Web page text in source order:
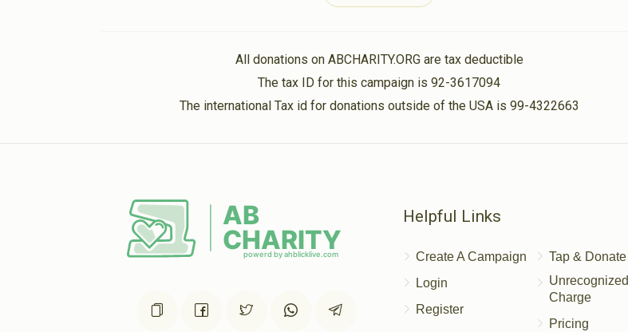
אלימלך פערל
מאיר נפתלי פערלאלימלך פערל
1 year ago
All donations on ABCHARITY.ORG are tax deductible
The tax ID for this campaign is 92-3617094
The international Tax id for donations outside of the USA is 99-4322663
Helpful Links
Create A Campaign
Login
Register
Tap & Donate
Unrecognized
Charge
Pricing